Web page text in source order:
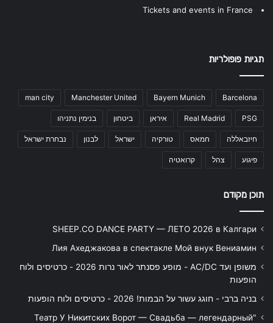
Tickets and events in France
תגיות פופולריות
Barcelona
Bayern Munich
Manchester United
man city
PSG
Real Madrid איראן ביטחון בנימין נתניהו
חיזבאללה חמאס טורקיה ישראל לבנון נבחרת ישראל
פיגוע צהל קרואטיה
תוכן מקודם
SHEEP.CO DANCE PARTY — ЛЕТО 2026 в Калгари
Лия Ахеджакова в спектакле Мой внук Вениамин
משופן ועד AC/DC - מופע פסנתר לאור נרות 2026 - כרטיסים ולוח
הופעות
בניה ברבי - חוגג עשור על הבמות! 2026 - כרטיסים ולוח הופעות
"Театр У Никитских Ворот — Свадьба — легендарный